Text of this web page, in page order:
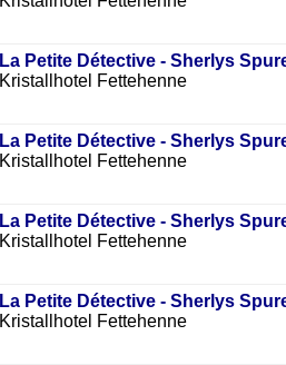
La Petite Détective - Sherlys
Kristallhotel Fettehenne
La Petite Détective - Sherlys
Kristallhotel Fettehenne
La Petite Détective - Sherlys
Kristallhotel Fettehenne
La Petite Détective - Sherlys
Kristallhotel Fettehenne